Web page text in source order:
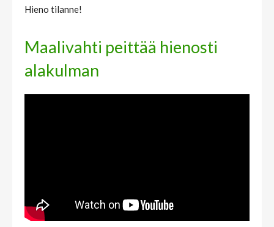
Hieno tilanne!
Maalivahti peittää hienosti
alakulman